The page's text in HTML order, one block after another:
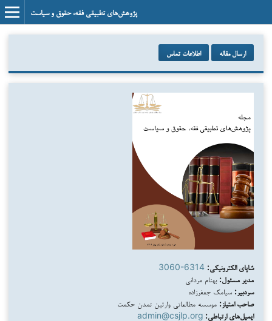
پژوهش‌های تطبیقی فقه، حقوق و سیاست
ارسال مقاله اطلاعات تماس
شاپای الکترونیکی: 3060-6314
مدیر مسئول: بهنام مردانی
سردبیر: سیامک جعفرزاده
صاحب امتیاز: موسسه مطالعاتی وارثین تمدن حکمت
ایمیل‌های ارتباطی: admin@csjlp.org